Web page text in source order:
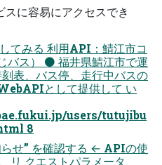
スに容易にアクセスでき
てみる 利用API：鯖江市コ
バス） ⚫ 福井県鯖江市で運
表、バス停、走行中バスの
として提供して い
users/tutujibu
8
せ” を確認する ← APIの使
リ クエストパラメータ、